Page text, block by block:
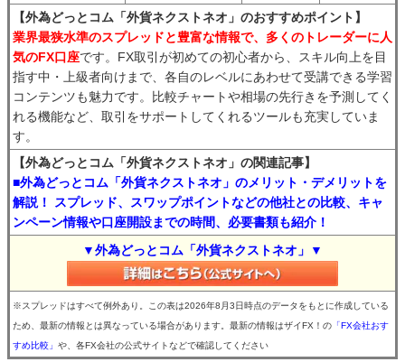
【外為どっとコム「外貨ネクストネオ」のおすすめポイント】
業界最狭水準のスプレッドと豊富な情報で、多くのトレーダーに人
気のFX口座です。FX取引が初めての初心者から、スキル向上を目
指す中・上級者向けまで、各自のレベルにあわせて受講できる学習
コンテンツも魅力です。比較チャートや相場の先行きを予測してく
れる機能など、取引をサポートしてくれるツールも充実していま
す。
【外為どっとコム「外貨ネクストネオ」の関連記事】
■外為どっとコム「外貨ネクストネオ」のメリット・デメリットを
解説！ スプレッド、スワップポイントなどの他社との比較、キャ
ンペーン情報や口座開設までの時間、必要書類も紹介！
▼外為どっとコム「外貨ネクストネオ」▼
※スプレッドはすべて例外あり。この表は2026年8月3日時点のデータをもとに作成している
ため、最新の情報とは異なっている場合があります。最新の情報はザイFX！の 「FX会社おす
すめ比較」 や、各FX会社の公式サイトなどで確認してください